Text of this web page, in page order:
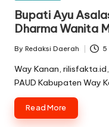
Bupati Ayu
Dharma Wanita
Posted
by
By Redaksi Daerah 5
Way Kanan,
PAUD Kabupaten Way
Read More